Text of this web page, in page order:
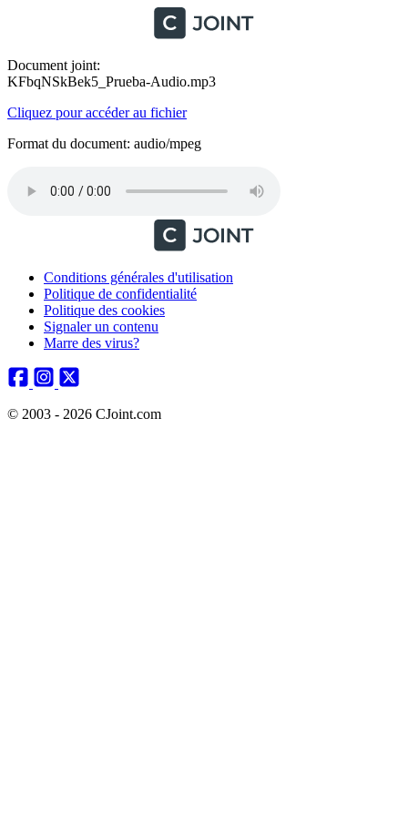
Document joint:
KFbqNSkBek5_Prueba-Audio.mp3
Cliquez pour accéder au fichier
Format du document: audio/mpeg
Conditions générales d'utilisation
Politique de confidentialité
Politique des cookies
Signaler un contenu
Marre des virus?
© 2003 - 2026 CJoint.com